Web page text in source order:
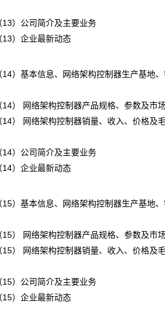
公司简介及主要业务
企业最新动态
本信息、网络架构控制器生产基地、
络架构控制器产品规格、参数及市
络架构控制器销量、收入、价格及
公司简介及主要业务
企业最新动态
本信息、网络架构控制器生产基地、
络架构控制器产品规格、参数及市
络架构控制器销量、收入、价格及
公司简介及主要业务
企业最新动态